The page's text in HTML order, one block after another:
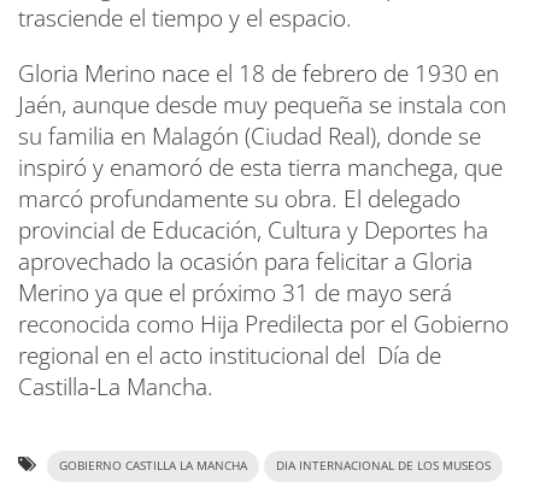
trasciende el tiempo y el espacio.
Gloria Merino nace el 18 de febrero de 1930 en
Jaén, aunque desde muy pequeña se instala con
su familia en Malagón (Ciudad Real), donde se
inspiró y enamoró de esta tierra manchega, que
marcó profundamente su obra. El delegado
provincial de Educación, Cultura y Deportes ha
aprovechado la ocasión para felicitar a Gloria
Merino ya que el próximo 31 de mayo será
reconocida como Hija Predilecta por el Gobierno
regional en el acto institucional del Día de
Castilla-La Mancha.
GOBIERNO CASTILLA LA MANCHA DIA INTERNACIONAL DE LOS MUSEOS